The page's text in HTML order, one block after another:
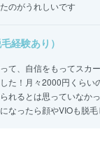
のがうれしいです
経験あり）
て、自信をもってスカ
た！月々2000円くらい
れるとは思っていなか
なったら顔やVIOも脱